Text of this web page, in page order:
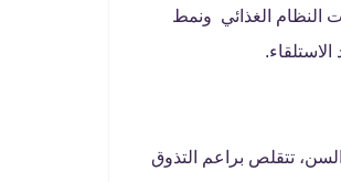
النظام الغذائي ونمط
تتقلص براعم التذوق